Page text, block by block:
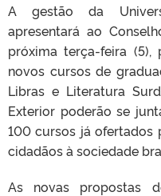
A gestão da
apresentará ao
próxima terça-feira
novos cursos de
Libras e Literatura
Exterior poderão se
100 cursos já ofertados
cidadãos à sociedade
As novas propostas